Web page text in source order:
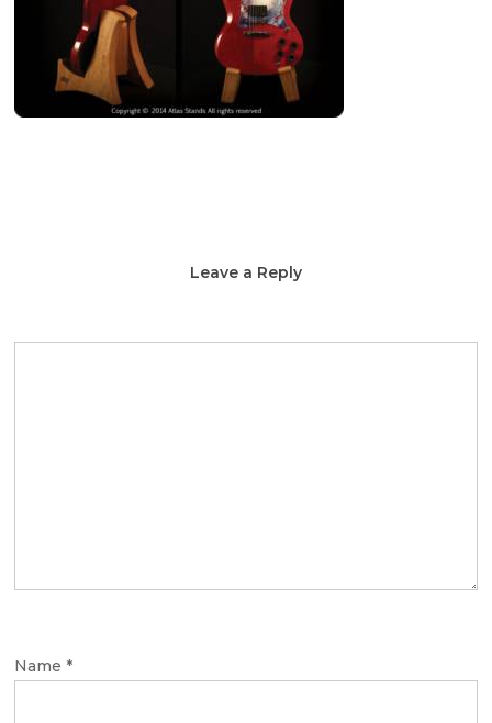
Leave a Reply
Name*